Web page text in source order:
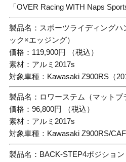
「OVER Racing WITH Naps
製品名：スポーツライディングハ
ック×エッジング）
価格：119,900円 （税込）
素材：アルミ2017s
対象車種：Kawasaki Z900RS（
製品名：ロワーステム（マットブ
価格：96,800円 （税込）
素材：アルミ2017s
対象車種：Kawasaki Z900RS/
製品名：BACK-STEP4ポジショ